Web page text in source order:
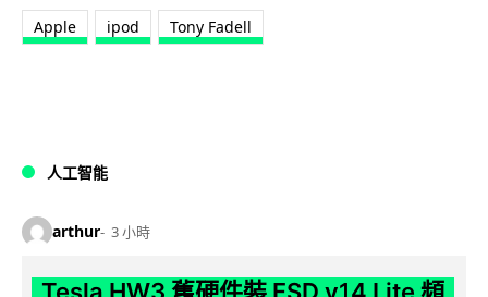
Apple ipod Tony Fadell
人工智能
arthur 3 小時
Tesla HW3 舊硬件裝 FSD v14 Lite 頻